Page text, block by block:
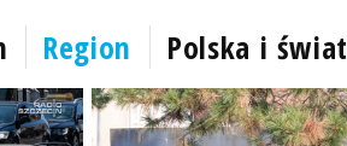
Region Polska i świat